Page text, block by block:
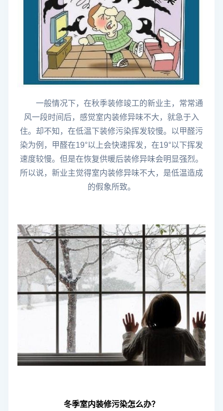
一般情况下，在秋季装修竣工的新业主，常常通
风一段时间后，感觉室内装修异味不大，就急于入
住。却不知，在低温下装修污染挥发较慢。以甲醛污
染为例，甲醛在19°以上会快速挥发，在19°以下挥发
速度较慢。 但是在恢复供暖后装修异味会明显强烈。
所以说，新业主觉得室内装修异味不大， 是低温造成
的假象所致。
冬季室内装修污染怎么办？